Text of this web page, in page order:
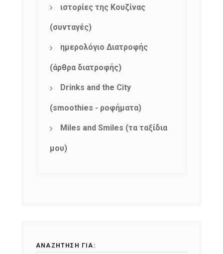
ιστορίες της Κουζίνας
(συνταγές)
ημερολόγιο Διατροφής
(άρθρα διατροφής)
Drinks and the City
(smoothies - ροφήματα)
Miles and Smiles (τα ταξίδια
μου)
ΑΝΑΖΉΤΗΣΗ ΓΙΑ: